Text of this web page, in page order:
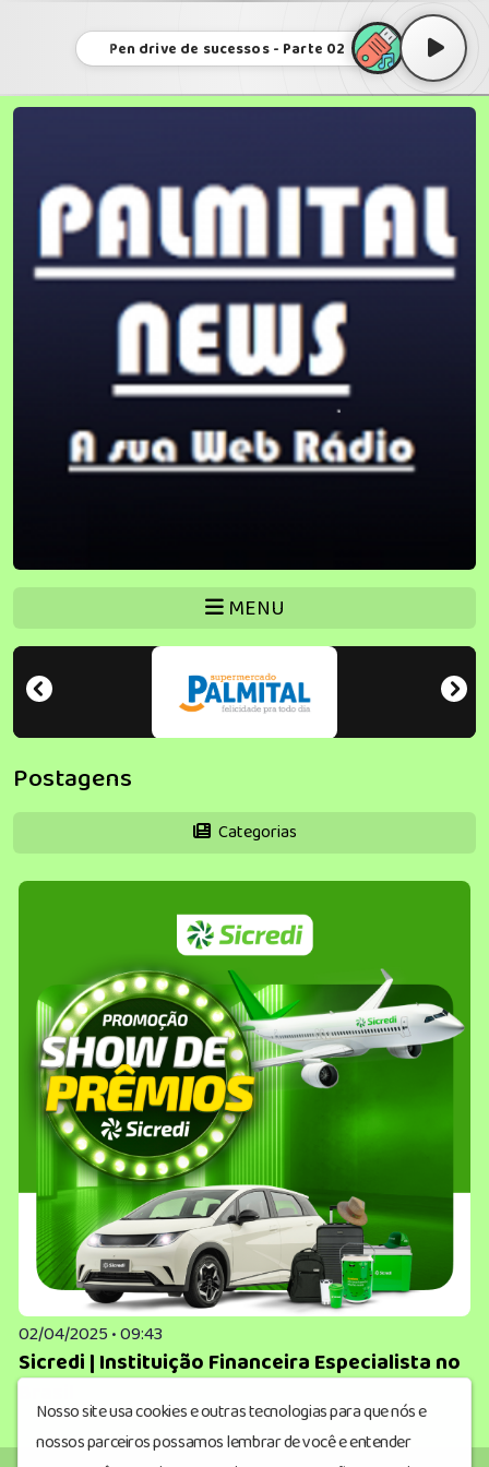
Pen drive de sucessos - Parte 02
MENU
Postagens
Categorias
02/04/2025 • 09:43
Sicredi | Instituição Financeira Especialista no
Nosso site usa cookies e outras tecnologias para que nós e
nossos parceiros possamos lembrar de você e entender